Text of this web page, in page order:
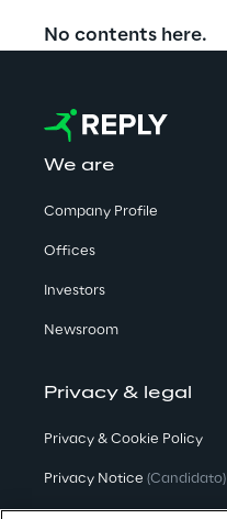
No contents here.
We are
Company Profile
Offices
Investors
Newsroom
Privacy & legal
Privacy & Cookie Policy
Privacy Notice (Candidato)